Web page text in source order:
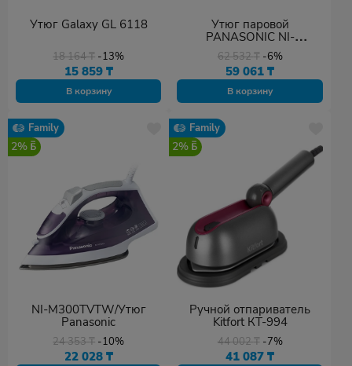
Утюг Galaxy GL 6118
18 164₸ -13%
15 859 ₸
В корзину
Утюг паровой
PANASONIC NI-
W900CMTW
62 532₸ -6%
59 061₸
В корзину
Family
2%
NI-M300TVTW/Утюг
Panasonic
24 353₸ -10%
22 028 ₸
Family
2%
Ручной отпариватель
Kitfort КТ-994
44 002₸ -7%
41 087₸